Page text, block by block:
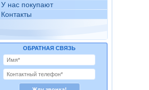
У нас покупают
Контакты
ОБРАТНАЯ СВЯЗЬ